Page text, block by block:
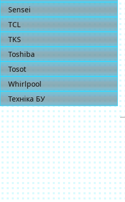
Sensei
TCL
TKS
Toshiba
Tosot
Whirlpool
Техніка БУ